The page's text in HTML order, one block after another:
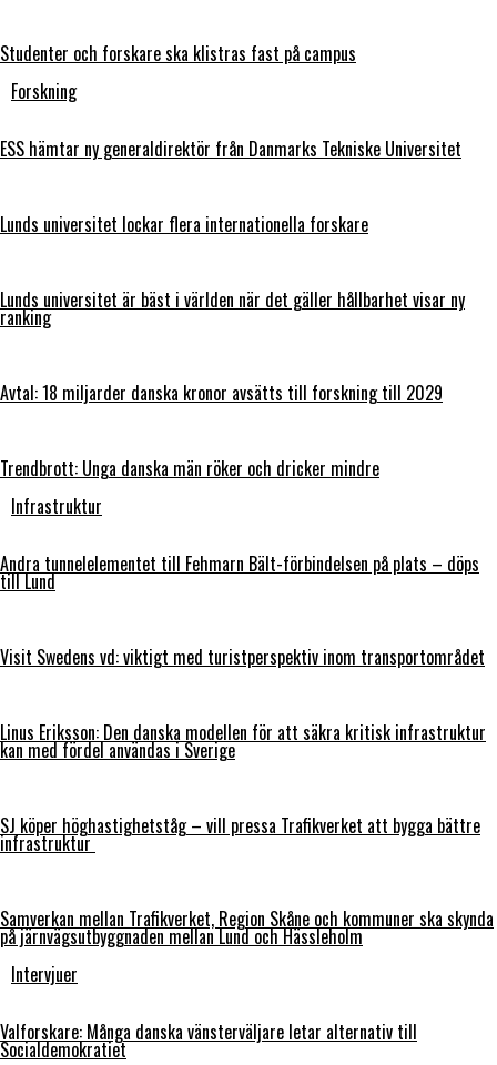
Studenter och forskare ska klistras fast på campus
Forskning
ESS hämtar ny generaldirektör från Danmarks Tekniske Universitet
Lunds universitet lockar flera internationella forskare
Lunds universitet är bäst i världen när det gäller hållbarhet visar ny
ranking
Avtal: 18 miljarder danska kronor avsätts till forskning till 2029
Trendbrott: Unga danska män röker och dricker mindre
Infrastruktur
Andra tunnelelementet till Fehmarn Bält-förbindelsen på plats – döps
till Lund
Visit Swedens vd: viktigt med turistperspektiv inom transportområdet
Linus Eriksson: Den danska modellen för att säkra kritisk infrastruktur
kan med fördel användas i Sverige
SJ köper höghastighetståg – vill pressa Trafikverket att bygga bättre
infrastruktur
Samverkan mellan Trafikverket, Region Skåne och kommuner ska skynda
på järnvägsutbyggnaden mellan Lund och Hässleholm
Intervjuer
Valforskare: Många danska vänsterväljare letar alternativ till
Socialdemokratiet